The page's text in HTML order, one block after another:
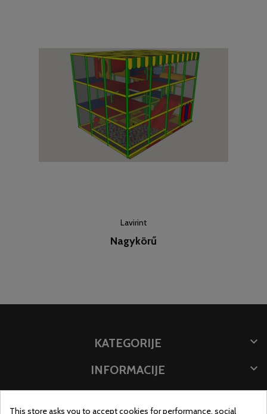
Lavirint
Nagykörű
KATEGORIJE

INFORMACIJE


This store asks you to accept cookies for performance, social